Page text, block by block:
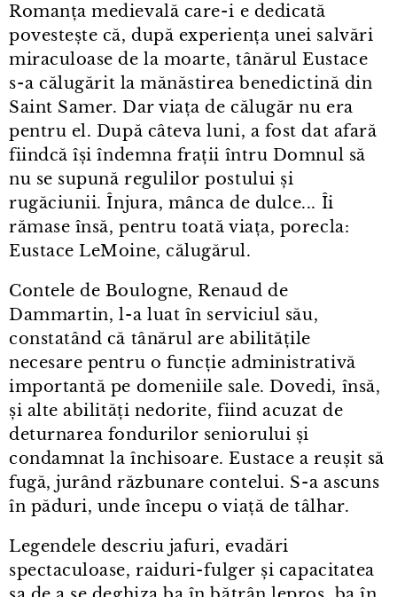
Romanța medievală care⁠-⁠i e dedicată
povestește că, după experiența unei salvări
miraculoase de la moarte, tânărul Eustace
s⁠-⁠a călugărit la mănăstirea benedictină din
Saint Samer. Dar viața de călugăr nu era
pentru el. După câteva luni, a fost dat afară
fiindcă își îndemna frații întru Domnul să
nu se supună regulilor postului și
rugăciunii. Înjura, mânca de dulce... Îi
rămase însă, pentru toată viața, porecla:
Eustace LeMoine, călugărul.
Contele de Boulogne, Renaud de
Dammartin, l⁠-⁠a luat în serviciul său,
constatând că tânărul are abilitățile
necesare pentru o funcție administrativă
importantă pe domeniile sale. Dovedi, însă,
și alte abilități nedorite, fiind acuzat de
deturnarea fondurilor seniorului și
condamnat la închisoare. Eustace a reușit să
fugă, jurând răzbunare contelui. S⁠-⁠a ascuns
în păduri, unde începu o viață de tâlhar.
Legendele descriu jafuri, evadări
spectaculoase, raiduri⁠-⁠fulger și capacitatea